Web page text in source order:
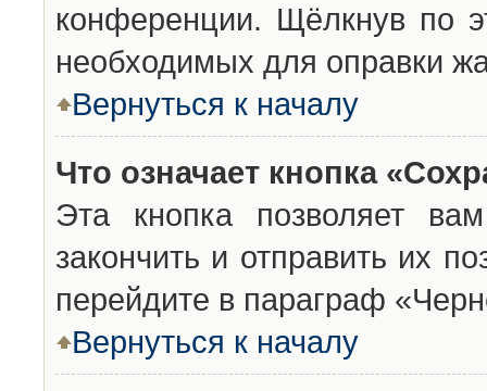
конференции. Щёлкнув по
необходимых для оправки
Вернуться к началу
Что означает кнопка
Эта кнопка позволяет
закончить и отправить их
перейдите в параграф
Вернуться к началу